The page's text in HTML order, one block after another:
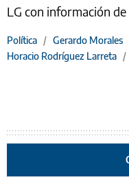
LG con información de
Política / Gerardo Morales
Horacio Rodríguez Larreta /